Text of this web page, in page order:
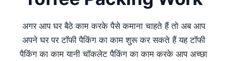
अगर आप घर बैठे काम करके पैसे कमाना चाहते हैं तो अब आप
अपने घर पर टॉफी पैकिंग का काम शुरू कर सकते हैं यह टॉफी
पैकिंग का काम यानी चॉकलेट पैकिंग का काम करके आप अच्छा